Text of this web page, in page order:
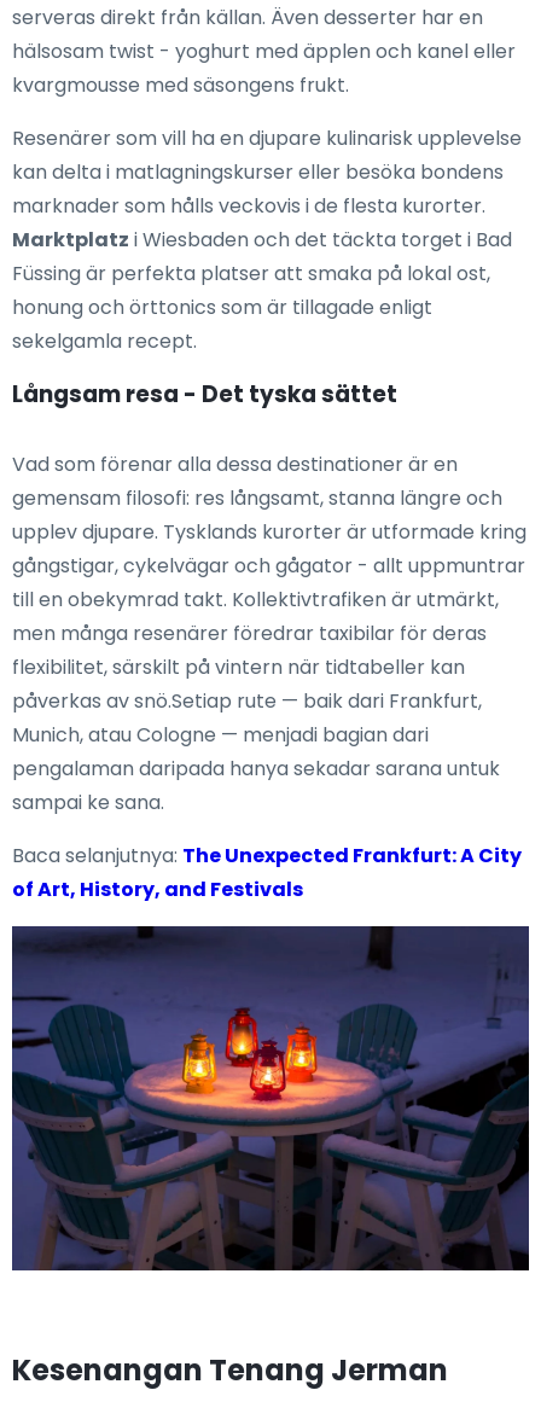
serveras direkt från källan. Även desserter har en
hälsosam twist - yoghurt med äpplen och kanel eller
kvargmousse med säsongens frukt.
Resenärer som vill ha en djupare kulinarisk upplevelse
kan delta i matlagningskurser eller besöka bondens
marknader som hålls veckovis i de flesta kurorter.
Marktplatz i Wiesbaden och det täckta torget i Bad
Füssing är perfekta platser att smaka på lokal ost,
honung och örttonics som är tillagade enligt
sekelgamla recept.
Långsam resa - Det tyska sättet
Vad som förenar alla dessa destinationer är en
gemensam filosofi: res långsamt, stanna längre och
upplev djupare. Tysklands kurorter är utformade kring
gångstigar, cykelvägar och gågator - allt uppmuntrar
till en obekymrad takt. Kollektivtrafiken är utmärkt,
men många resenärer föredrar taxibilar för deras
flexibilitet, särskilt på vintern när tidtabeller kan
påverkas av snö.Setiap rute — baik dari Frankfurt,
Munich, atau Cologne — menjadi bagian dari
pengalaman daripada hanya sekadar sarana untuk
sampai ke sana.
Baca selanjutnya: The Unexpected Frankfurt: A City
of Art, History, and Festivals
Kesenangan Tenang Jerman